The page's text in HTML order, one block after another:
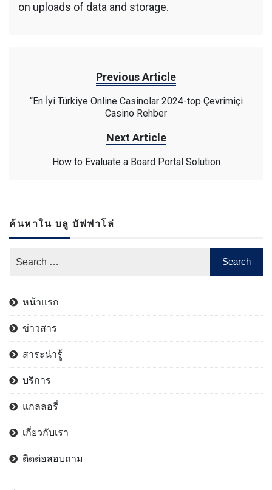
on uploads of data and storage.
Previous Article
“En İyi Türkiye Online Casinolar 2024-top Çevrimiçi
Casino Rehber
Next Article
How to Evaluate a Board Portal Solution
ค้นหาใน บลู บัฟฟาโล่
หน้าแรก
ข่าวสาร
สาระน่ารู้
บริการ
แกลลอรี่
เกี่ยวกับเรา
ติดต่อสอบถาม